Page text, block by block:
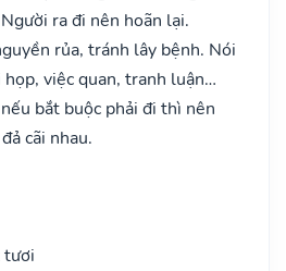
ra đi nên hoãn lại.
rủa, tránh lây bệnh. Nói
việc quan, tranh luận…
bắt buộc phải đi thì nên
cãi nhau.
tươi